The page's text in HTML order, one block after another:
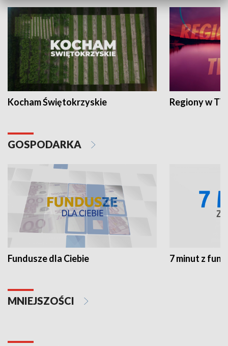
Kocham Świętokrzyskie Regiony w
GOSPODARKA
Fundusze dla Ciebie 7 minut z
MNIEJSZOŚCI